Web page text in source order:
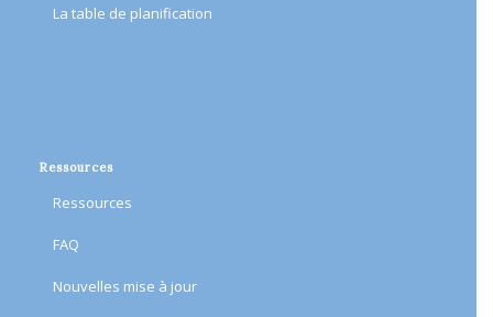
​La table de planification​
Ressources
Ressources
FAQ
Nouvelles mise à jour